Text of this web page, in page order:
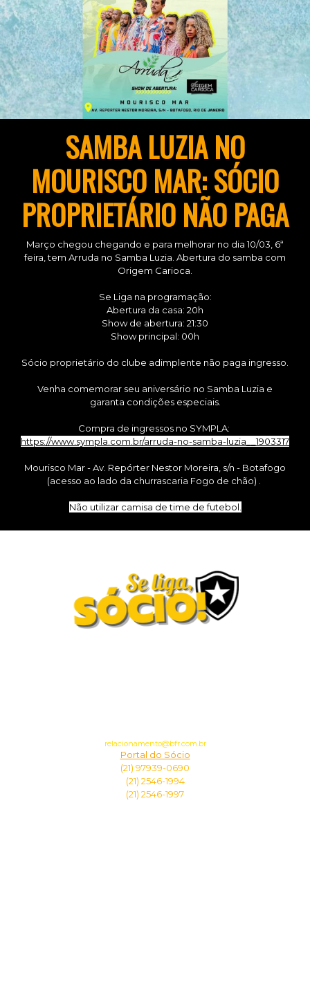
SAMBA LUZIA NO
MOURISCO MAR: SÓCIO
PROPRIETÁRIO NÃO PAGA
Março chegou chegando e para melhorar no dia 10/03, 6ª
feira, tem Arruda no Samba Luzia. Abertura do samba com
Origem Carioca.
Se Liga na programação:
Abertura da casa: 20h
Show de abertura: 21:30
Show principal: 00h
Sócio proprietário do clube adimplente não paga ingresso.
Venha comemorar seu aniversário no Samba Luzia e
garanta condições especiais.
Compra de ingressos no SYMPLA:
https://www.sympla.com.br/arruda-no-samba-luzia__1903317
Mourisco Mar - Av. Repórter Nestor Moreira, s/n - Botafogo
(acesso ao lado da churrascaria Fogo de chão) .
Não utilizar camisa de time de futebol.
relacionamento@bfr.com.br
Portal do Sócio
(21) 97939-0690
(21) 2546-1994
(21) 2546-1997